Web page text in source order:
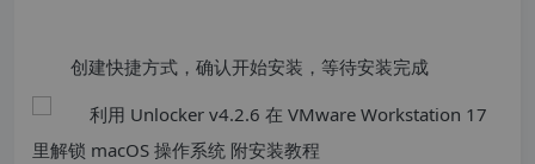
创建快捷方式，确认开始安装，等待安装完成